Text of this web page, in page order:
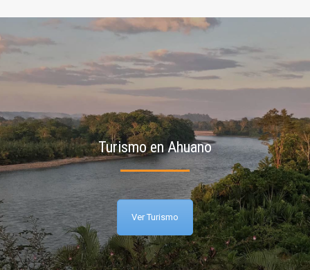
Turismo en Ahuano
Ver Turismo